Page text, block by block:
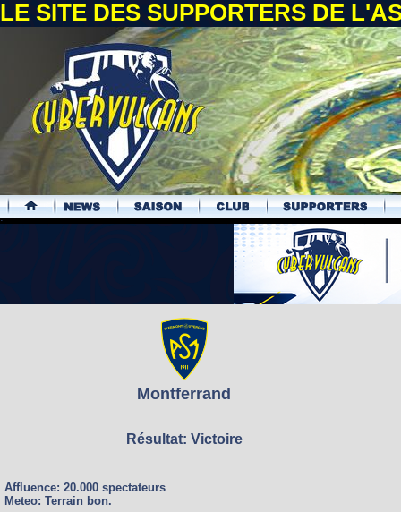
LE SITE DES SUPPORTERS DE
.
Montferrand
Résultat: Victoire
Affluence: 20.000 spectateurs
Meteo: Terrain bon.